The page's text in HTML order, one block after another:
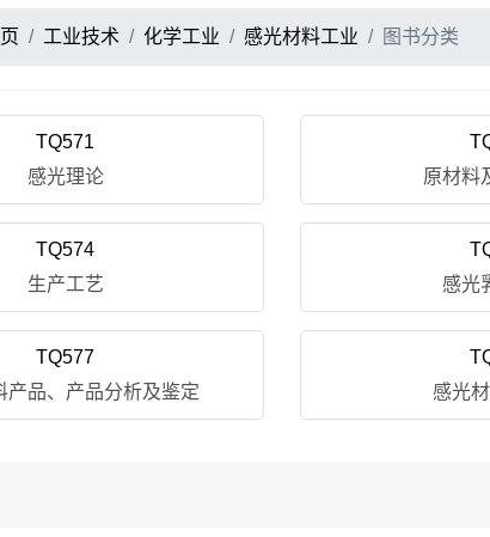
工业技术 化学工业 感光材料工业 图书分类
TQ571
感光理论
原材料
TQ574
生产工艺
感光
TQ577
产品、产品分析及鉴定
感光